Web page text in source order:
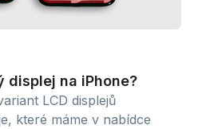
displej na iPhone?
LCD displejů
které máme v nabídce